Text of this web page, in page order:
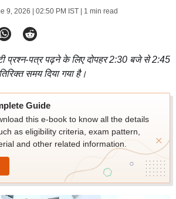
9, 2026 | 02:50 PM IST| 1 min read
प्रश्न-पत्र पढ़ने के लिए दोपहर 2:30 बजे से 2:45
समय दिया गया है।
Guide
this e-book to know all the details
as eligibility criteria, exam pattern,
and other related information.